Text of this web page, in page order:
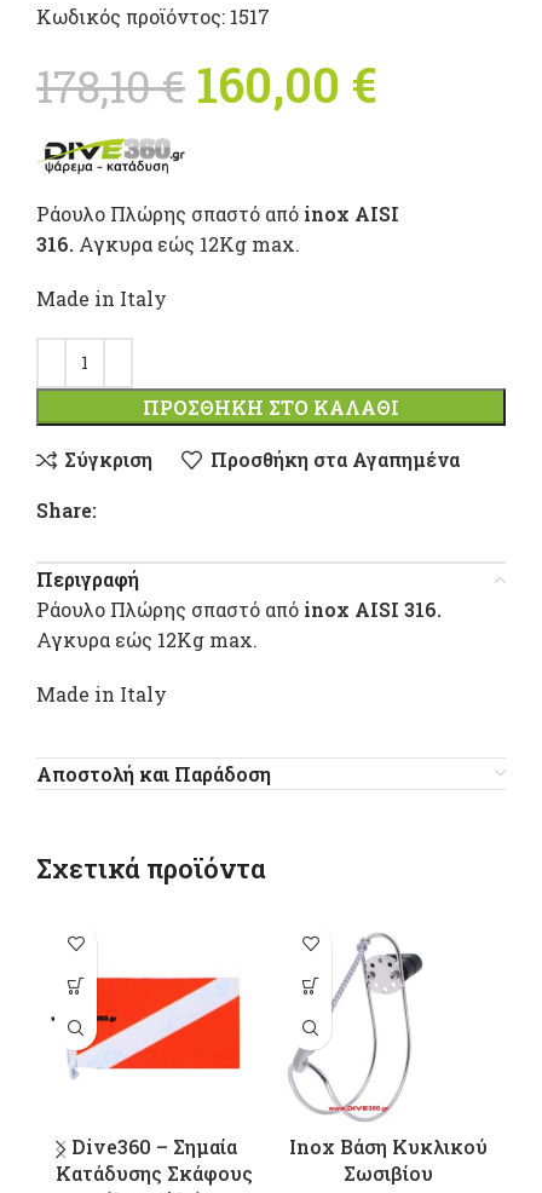
Κωδικός προϊόντος: 1517
178,10€ Original price
160,00 €
τιμή
Ράουλο Πλώρης σπαστό από inox AISI
316. Αγκυρα εώς 12Kg max.
Made in Italy
ΠΡΟΣΘΉΚΗ ΣΤΟ ΚΑΛΆΘΙ
Σύγκριση
Προσθήκη στα Αγαπημένα
Share:
Περιγραφή
Ράουλο Πλώρης σπαστό από inox AISI 316.
Αγκυρα εώς 12Kg max.
Made in Italy
Αποστολή και Παράδοση
Σχετικά προϊόντα
Dive360 – Σημαία
Κατάδυσης Σκάφους
Αυτό το
προϊόν έχει
πολλαπλές
παραλλαγές.
Οι επιλογές
επιλεγούν
στη σελίδα
Inox Βάση Κυκλικού
Σωσιβίου